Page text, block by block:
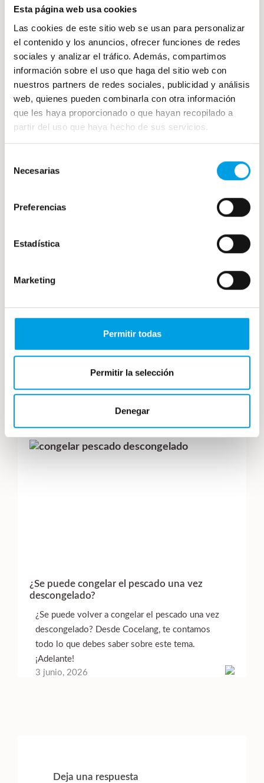
Esta página web usa cookies
Las cookies de este sitio web se usan para personalizar
el contenido y los anuncios, ofrecer funciones de redes
sociales y analizar el tráfico. Además, compartimos
información sobre el uso que haga del sitio web con
nuestros partners de redes sociales, publicidad y análisis
web, quienes pueden combinarla con otra información
que les haya proporcionado o que hayan recopilado a
partir del uso que haya hecho de sus servicios.
Necesarias
Preferencias
Estadística
Marketing
Permitir todas
Permitir la selección
Denegar
Ajoblanco malagueño: receta casera y
tradicional andaluza
Pocos ingredientes, ninguna cocción y apenas
unos minutos de preparación. Sobre el papel, el
ajoblanco parece una receta imposible de […]
¿Cuánto dura la carne congelada? Guía
completa de tiempos y seguridad
Saber cuánto dura la carne congelada no solo
con total seguridad protegiendo la […]
¿Se puede congelar el pescado una vez
descongelado?
¿Se puede volver a congelar el pescado una vez
descongelado? Desde Cocelang, te contamos
todo lo que debes saber sobre este tema.
¡Adelante!
3 junio, 2026
Deja una respuesta